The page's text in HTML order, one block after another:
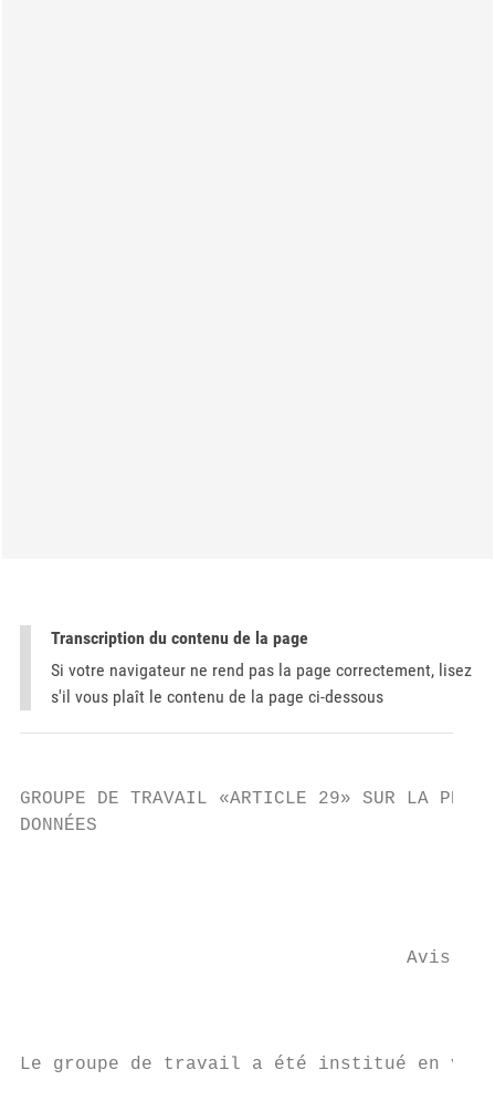
Transcription du contenu de la page
Si votre navigateur ne rend pas la page correctement, lisez
s'il vous plaît le contenu de la page ci-dessous
GROUPE DE TRAVAIL «ARTICLE 29» SUR LA
DONNÉES
Avis
Le groupe de travail a été institué en